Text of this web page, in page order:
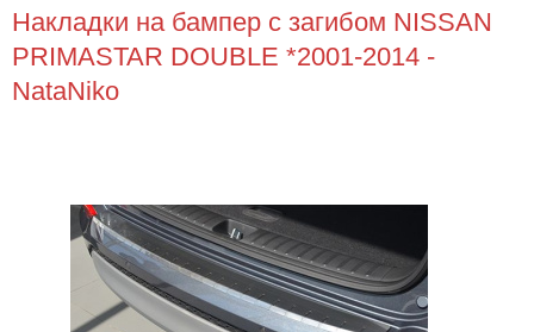
Накладки на бампер с загибом NISSAN
PRIMASTAR DOUBLE *2001-2014 -
NataNiko